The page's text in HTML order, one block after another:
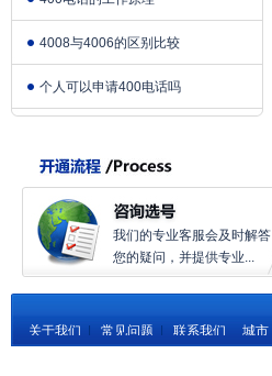
4008与4006的区别比较
个人可以申请400电话吗
我们的专业客服会及时解答
您的疑问，并提供专业...
关于我们 常见问题 联系我们 城市